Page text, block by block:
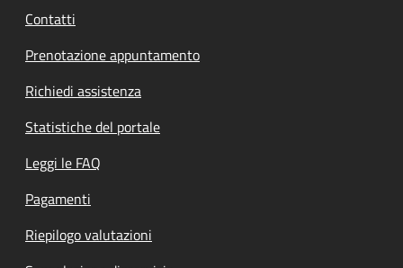
Contatti
Prenotazione appuntamento
Richiedi assistenza
Statistiche del portale
Leggi le FAQ
Pagamenti
Riepilogo valutazioni